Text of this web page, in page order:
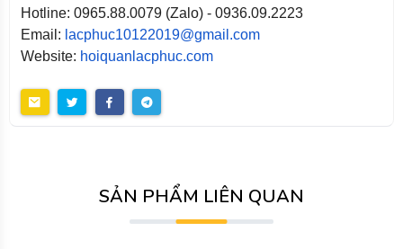
Hotline: 0965.88.0079 (Zalo) - 0936.09.2223
Email: lacphuc10122019@gmail.com
Website: hoiquanlacphuc.com
SẢN PHẨM LIÊN QUAN